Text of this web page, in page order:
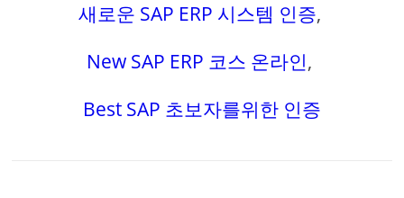
새로운 SAP ERP 시스템 인증,
New SAP ERP 코스 온라인,
Best SAP 초보자를위한 인증